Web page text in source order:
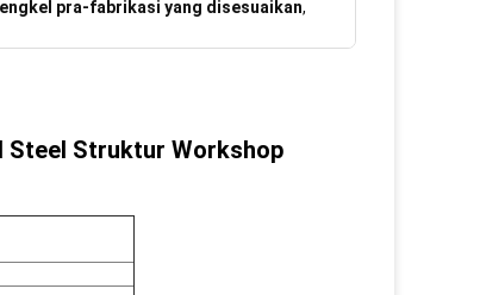
pra-fabrikasi yang disesuaikan,
Steel Struktur Workshop